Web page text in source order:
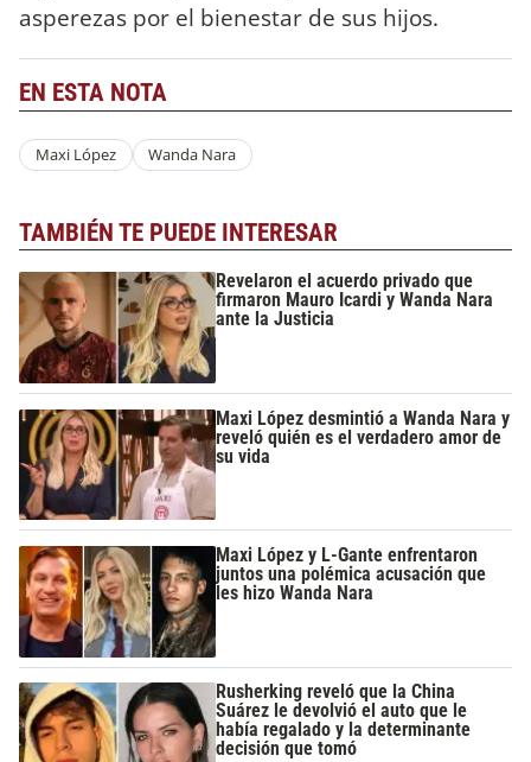
asperezas por el bienestar de sus hijos.
EN ESTA NOTA
Maxi López Wanda Nara
TAMBIÉN TE PUEDE INTERESAR
Revelaron el acuerdo privado que
firmaron Mauro Icardi y Wanda Nara
ante la Justicia
Maxi López desmintió a Wanda Nara y
reveló quién es el verdadero amor de
su vida
Maxi López y L-Gante enfrentaron
juntos una polémica acusación que
les hizo Wanda Nara
Rusherking reveló que la China
Suárez le devolvió el auto que le
había regalado y la determinante
decisión que tomó